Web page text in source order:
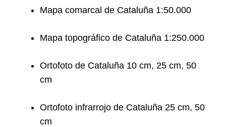
Mapa comarcal de Cataluña 1:50.000
Mapa topográfico de Cataluña 1:250.000
Ortofoto de Cataluña 10 cm, 25 cm, 50
cm
Ortofoto infrarrojo de Cataluña 25 cm, 50
cm